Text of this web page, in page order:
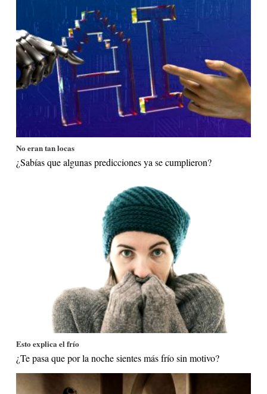
No eran tan locas
¿Sabías que algunas predicciones ya se cumplieron?
Esto explica el frío
¿Te pasa que por la noche sientes más frío sin motivo?